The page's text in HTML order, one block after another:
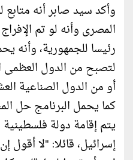
وأكد سيد صابر أنه
المصرى وأنه لو تم
رئيسا للجمهورية، وأنه
لتصبح من الدول العظمى
أو من الدول الصناعية
كما يحمل البرنامج حل
يتم إقامة دولة
إسرائيل، قائلا: "لا أقول